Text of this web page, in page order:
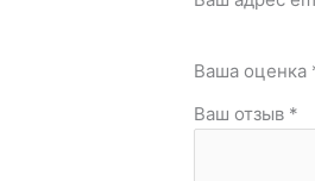
Ваша оценка
Ваш отзыв *